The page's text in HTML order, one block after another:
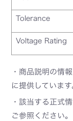
Tolerance
Voltage Rating
・商品説明の情
に提供しています
・該当する正式
ご参照ください。